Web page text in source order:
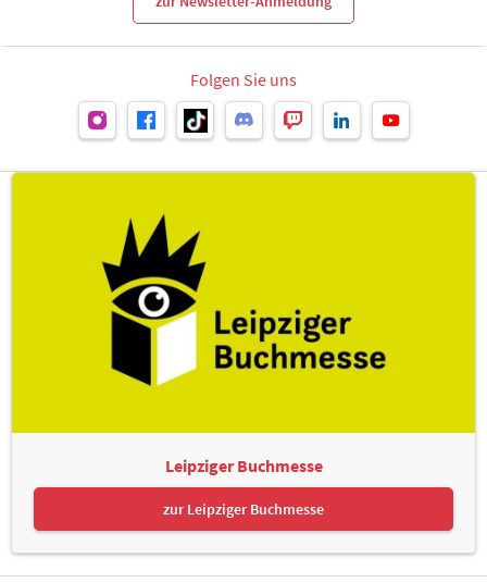
Folgen Sie uns
Leipziger Buchmesse
zur Leipziger Buchmesse